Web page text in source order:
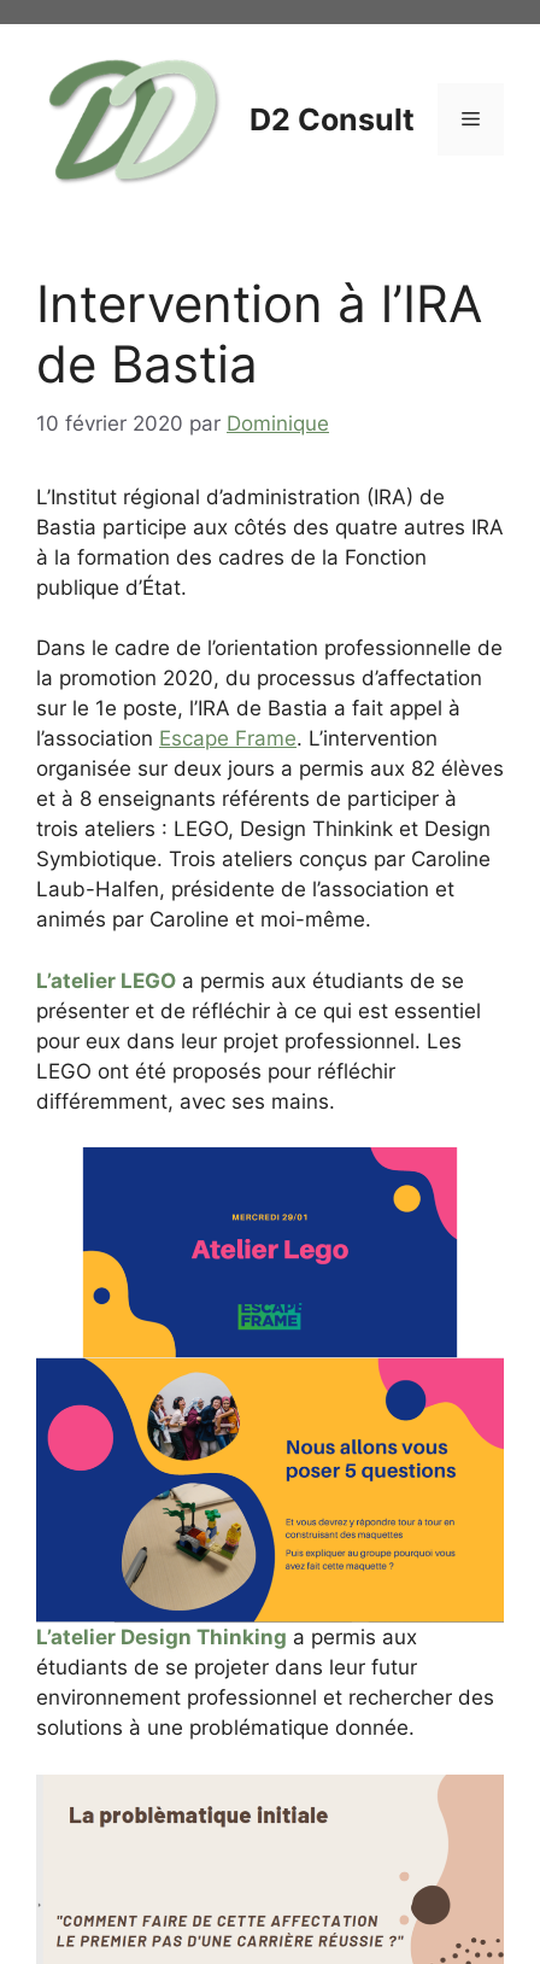
contenu
D2 Consult Menu
Intervention à l’IRA
de Bastia
10 février 2020 par Dominique
L’Institut régional d’administration (IRA) de
Bastia participe aux côtés des quatre autres IRA
à la formation des cadres de la Fonction
publique d’État.
Dans le cadre de l’orientation professionnelle de
la promotion 2020, du processus d’affectation
sur le 1e poste, l’IRA de Bastia a fait appel à
l’association Escape Frame. L’intervention
organisée sur deux jours a permis aux 82 élèves
et à 8 enseignants référents de participer à
trois ateliers : LEGO, Design Thinkink et Design
Symbiotique. Trois ateliers conçus par Caroline
Laub-Halfen, présidente de l’association et
animés par Caroline et moi-même.
L’atelier LEGO a permis aux étudiants de se
présenter et de réfléchir à ce qui est essentiel
pour eux dans leur projet professionnel. Les
LEGO ont été proposés pour réfléchir
différemment, avec ses mains.
L’atelier Design Thinking a permis aux
étudiants de se projeter dans leur futur
environnement professionnel et rechercher des
solutions à une problématique donnée.